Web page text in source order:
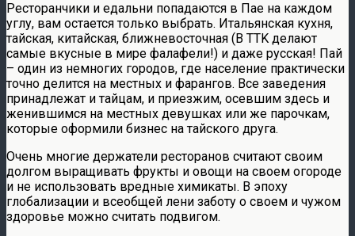
Ресторанчики и едальни попадаются в Пае на каждом
углу, вам остается только выбрать. Итальянская кухня,
тайская, китайская, ближневосточная (В TTK делают
самые вкусные в мире фалафели!) и даже русская! Пай
– один из немногих городов, где население практически
точно делится на местных и фарангов. Все заведения
принадлежат и тайцам, и приезжим, осевшим здесь и
женившимся на местных девушках или же парочкам,
которые оформили бизнес на тайского друга.
Очень многие держатели ресторанов считают своим
долгом выращивать фрукты и овощи на своем огороде
и не использовать вредные химикаты. В эпоху
глобализации и всеобщей лени заботу о своем и чужом
здоровье можно считать подвигом.